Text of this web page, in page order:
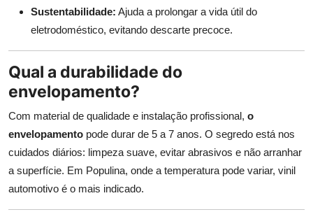
Sustentabilidade: Ajuda a prolongar a vida útil do
eletrodoméstico, evitando descarte precoce.
Qual a durabilidade do
envelopamento?
Com material de qualidade e instalação profissional, o
envelopamento pode durar de 5 a 7 anos. O segredo está nos
cuidados diários: limpeza suave, evitar abrasivos e não arranhar
a superfície. Em Populina, onde a temperatura pode variar, vinil
automotivo é o mais indicado.